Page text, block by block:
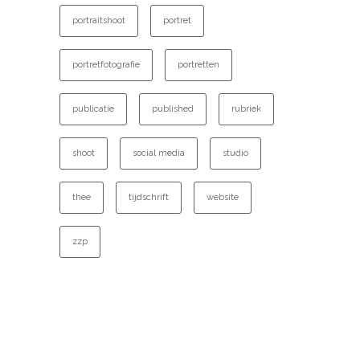
portraitshoot portret
portretfotografie portretten
publicatie published rubriek
shoot social media studio
thee tijdschrift website
zzp